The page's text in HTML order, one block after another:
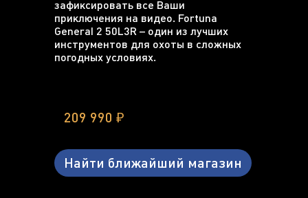
зафиксировать все Ваши
приключения на видео. Fortuna
General 2 50L3R – один из лучших
инструментов для охоты в сложных
погодных условиях.
209 990 ₽
Найти ближайший магазин